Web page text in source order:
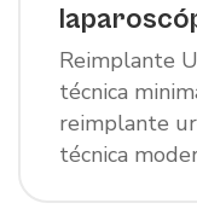
Reimplante
técnica
reimplante
técnica